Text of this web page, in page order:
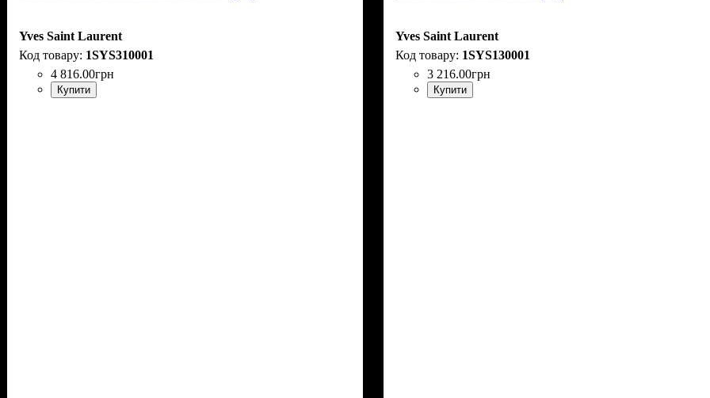
Yves Saint Laurent
1SYS310001
4 816.00грн
Купити
Yves Saint Laurent
1SYS130001
3 216.00грн
Купити